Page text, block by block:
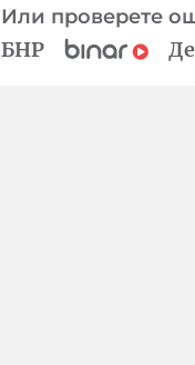
Или проверете
БНР